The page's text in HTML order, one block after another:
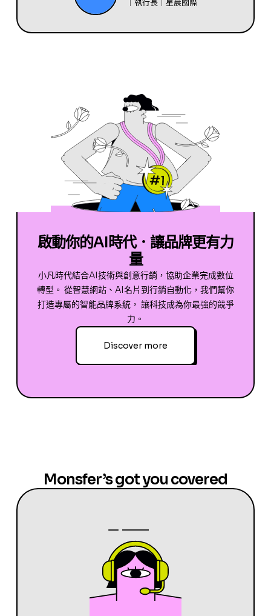
｜執行長｜星晨國際
啟動你的AI時代．讓品牌更有力
量
小凡時代結合AI技術與創意行銷，協助企業完成數位
轉型。 從智慧網站、AI名片到行銷自動化，我們幫你
打造專屬的智能品牌系統， 讓科技成為你最強的競爭
力。
Discover more
Monsfer’s got you covered